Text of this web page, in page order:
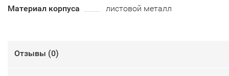
Материал корпуса
листовой металл
Отзывы (0)